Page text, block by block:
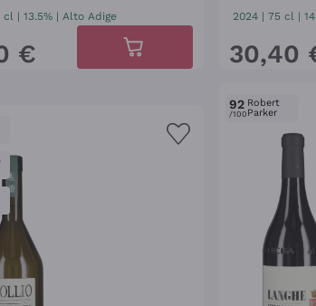
cl | 13.5% |Alto Adige
€
2024| 75 cl |
30,40
92
/100
Robert
Parker